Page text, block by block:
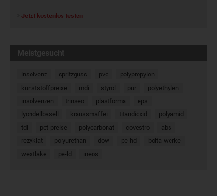
Jetzt kostenlos testen
Meistgesucht
insolvenz spritzguss pvc
polypropylen
kunststoffpreise
mdi styrol pur
polyethylen
insolvenzen
trinseo plastforma
eps
lyondellbasell
kraussmaffei titandioxid
polyamid
tdi
pet-preise polycarbonat covestro
abs
rezyklat
polyurethan dow pe-hd
bolta-werke
westlake
pe-ld ineos